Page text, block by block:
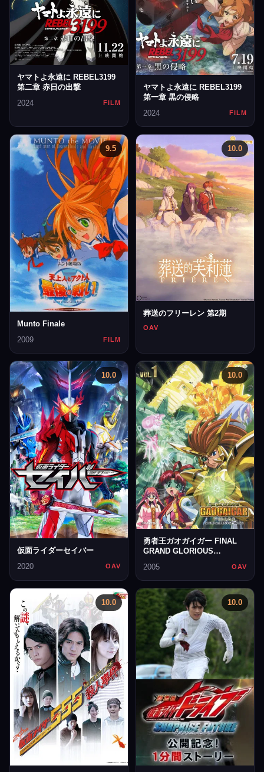
ヤマトよ永遠に REBEL3199
第二章 赤日の出撃
2024
FILM
ヤマトよ永遠に REBEL3199
第一章 黒の侵略
2024
FILM
9.5
Munto Finale
2009
FILM
10.0
葬送のフリーレン 第2期
OAV
10.0
仮面ライダーセイバー
2020
OAV
10.0
勇者王ガオガイガー FINAL
GRAND GLORIOUS
2005 OAV
10.0 10.0